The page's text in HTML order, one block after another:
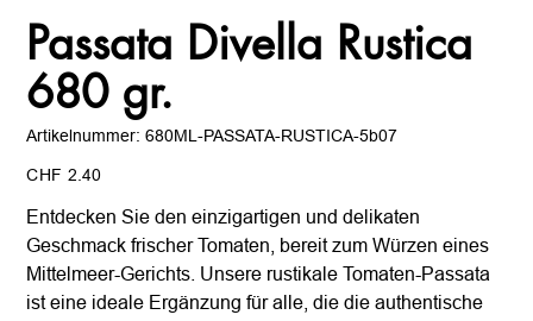
Passata Divella Rustica
680 gr.
Artikelnummer: Artikelnummer:
680ML-
680ML-PASSATA-RUSTICA-5b07
Preis
CHF 2.40
Entdecken Sie den einzigartigen und delikaten
Geschmack frischer Tomaten, bereit zum Würzen eines
Mittelmeer-Gerichts. Unsere rustikale Tomaten-Passata
ist eine ideale Ergänzung für alle, die die authentische